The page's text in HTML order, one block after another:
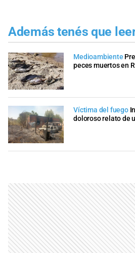
Además tenés que
Medioambiente
peces muertos en
Víctima del fuego
doloroso relato de